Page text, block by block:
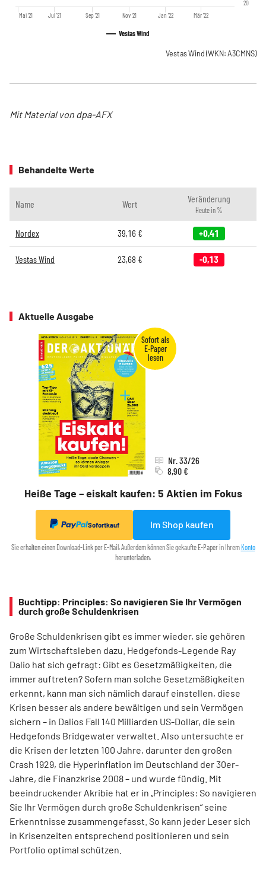
Vestas Wind
Mai '21 Jul '21 Sep '21 Nov '21 Jan '22 Mär '22
20
Vestas Wind (WKN: A3CMNS)
Mit Material von dpa-AFX
Behandelte Werte
Name Wert Veränderung
Heute in %
Nordex 39,16€ +0,41
Vestas Wind 23,68 € -0,13
Aktuelle Ausgabe
Heiße Tage – eiskalt kaufen: 5 Aktien im Fokus
Nr. 33/26
8,90 €
Sofortkauf Im Shop kaufen
Sie erhalten einen Download-Link per E-Mail. Außerdem können Sie gekaufte E-Paper in IhremKonto
herunterladen.
Buchtipp: Principles: So navigieren Sie Ihr Vermögen
durch große Schuldenkrisen
Große Schuldenkrisen gibt es immer wieder, sie gehören
zum Wirtschaftsleben dazu. Hedgefonds-Legende Ray
Dalio hat sich gefragt: Gibt es Gesetzmäßigkeiten, die
immer auftreten? Sofern man solche Gesetzmäßigkeiten
erkennt, kann man sich nämlich darauf einstellen, diese
Krisen besser als andere bewältigen und sein Vermögen
sichern – in Dalios Fall 140 Milliarden US-Dollar, die sein
Hedgefonds Bridgewater verwaltet. Also untersuchte er
die Krisen der letzten 100 Jahre, darunter den großen
Crash 1929, die Hyperinflation im Deutschland der 30er-
Jahre, die Finanzkrise 2008 – und wurde fündig. Mit
beeindruckender Akribie hat er in „Principles: So navigieren
Sie Ihr Vermögen durch große Schuldenkrisen“ seine
Erkenntnisse zusammengefasst. So kann jeder Leser sich
in Krisenzeiten entsprechend positionieren und sein
Portfolio optimal schützen.